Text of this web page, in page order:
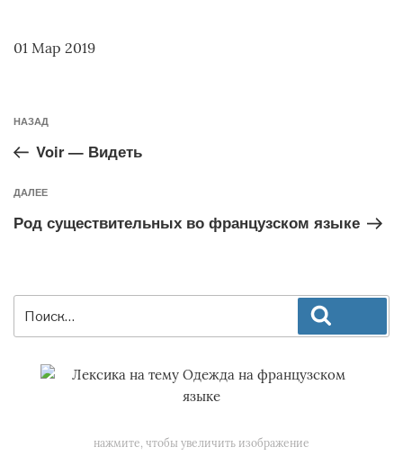
01 Мар 2019
Предыдущая
запись:
НАЗАД
Voir — Видеть
Следующая
запись
ДАЛЕЕ
Род существительных во французском языке
нажмите, чтобы увеличить изображение